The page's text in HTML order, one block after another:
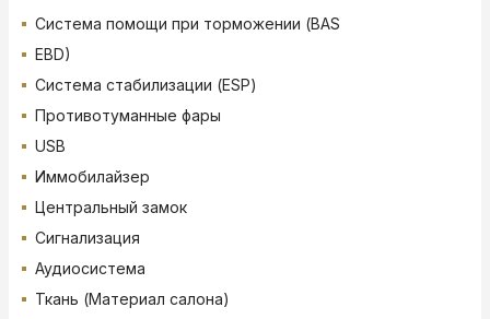
Система помощи при торможении (BAS
EBD)
Система стабилизации (ESP)
Противотуманные фары
USB
Иммобилайзер
Центральный замок
Сигнализация
Аудиосистема
Ткань (Материал салона)